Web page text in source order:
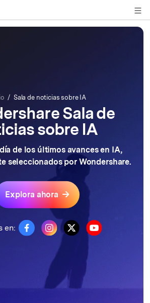
/ Sala de noticias sobre IA
Sala de
sobre IA
de los últimos avances en IA,
seleccionados por Wondershare.
Explora ahora
en: